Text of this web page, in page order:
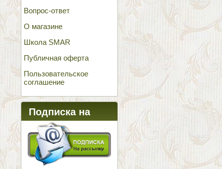
Вопрос-ответ
О магазине
Школа SMAR
Публичная оферта
Пользовательское
соглашение
Подписка на
новости